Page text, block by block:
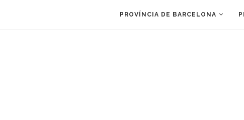
PROVÍNCIA DE BARCELONA